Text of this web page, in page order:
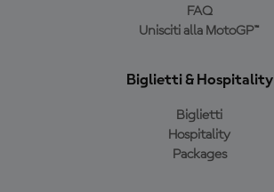
FAQ
Unisciti alla MotoGP™
Biglietti & Hospitality
Biglietti
Hospitality
Packages